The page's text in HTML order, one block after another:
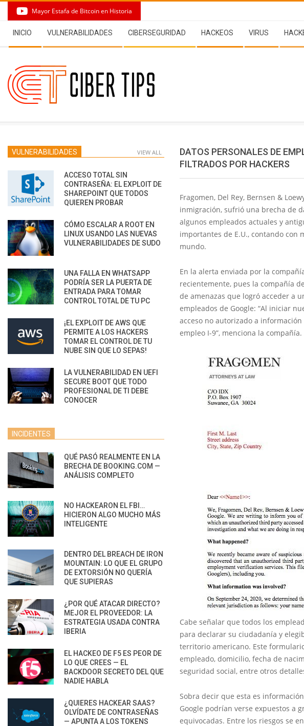
content
Mayor Estafa de Bitcoin en Historia
Navigation
Menu
INICIO VULNERABILIDADES CIBERSEGURIDAD HACKEOS VIRUS
DATOS PERSONALES DE
FILTRADOS POR HACKERS
Fragomen, Del Rey, Bernsen &
inmigración, sufrió una brecha de
algunos empleados actuales y
importantes de E.U., contando con
mundo.
En la alerta enviada por la
recientemente, pues la compañía
de amenazas que logró acceder a
empleados de Google: “Al iniciar
acceso no autorizado a
empleo I-9”, menciona la compañía.
Cabe señalar que todos los
para declarar su ciudadanía y
territorio americano. Este
empleado, domicilio, fecha de
seguridad social, entre otros
Sobra decir que esta es
Google podrían verse expuestos a
equivocadas. Entre los riesgos se
VULNERABILIDADES VIEW ALL
ACCESO TOTAL SIN
CONTRASEÑA: EL EXPLOIT DE
SHAREPOINT QUE TODOS
QUIEREN PROBAR
CÓMO ESCALAR A ROOT EN
LINUX USANDO LAS NUEVAS
VULNERABILIDADES DE SUDO
UNA FALLA EN WHATSAPP
PODRÍA SER LA PUERTA DE
ENTRADA PARA TOMAR
CONTROL TOTAL DE TU PC
¡EL EXPLOIT DE AWS QUE
PERMITE A LOS HACKERS
TOMAR EL CONTROL DE TU
NUBE SIN QUE LO SEPAS!
LA VULNERABILIDAD EN UEFI
SECURE BOOT QUE TODO
PROFESIONAL DE TI DEBE
CONOCER
INCIDENTES
QUÉ PASÓ REALMENTE EN LA
BRECHA DE BOOKING.COM —
ANÁLISIS COMPLETO
NO HACKEARON EL FBI…
HICIERON ALGO MUCHO MÁS
INTELIGENTE
DENTRO DEL BREACH DE IRON
MOUNTAIN: LO QUE EL GRUPO
DE EXTORSIÓN NO QUERÍA
QUE SUPIERAS
¿POR QUÉ ATACAR DIRECTO?
MEJOR EL PROVEEDOR: LA
ESTRATEGIA USADA CONTRA
IBERIA
EL HACKEO DE F5 ES PEOR DE
LO QUE CREES — EL
BACKDOOR SECRETO DEL QUE
NADIE HABLA
¿QUIERES HACKEAR SAAS?
OLVÍDATE DE CONTRASEÑAS
— APUNTA A LOS TOKENS